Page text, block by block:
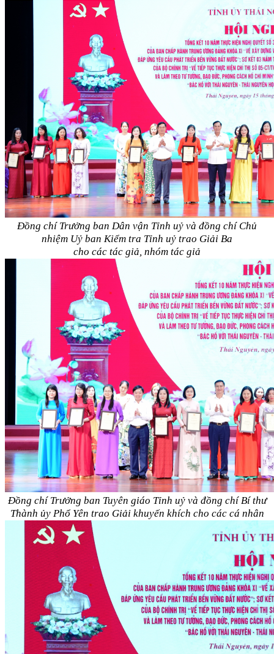
Đồng chí Trưởng ban Dân vận Tỉnh uỷ và đồng chí Chủ
nhiệm Uỷ ban Kiểm tra Tỉnh uỷ trao Giải Ba
cho các tác giả, nhóm tác giả
Đồng chí Trưởng ban Tuyên giáo Tỉnh uỷ và đồng chí Bí thư
Thành ủy Phổ Yên trao Giải khuyến khích cho các cá nhân